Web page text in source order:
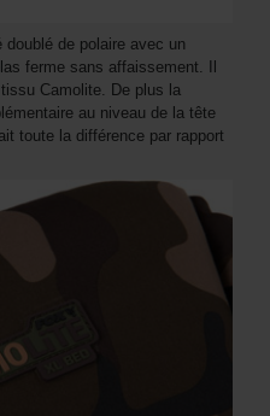
doublé de polaire avec un
ferme sans affaissement. Il
Camolite. De plus la
au niveau de la tête
toute la différence par rapport